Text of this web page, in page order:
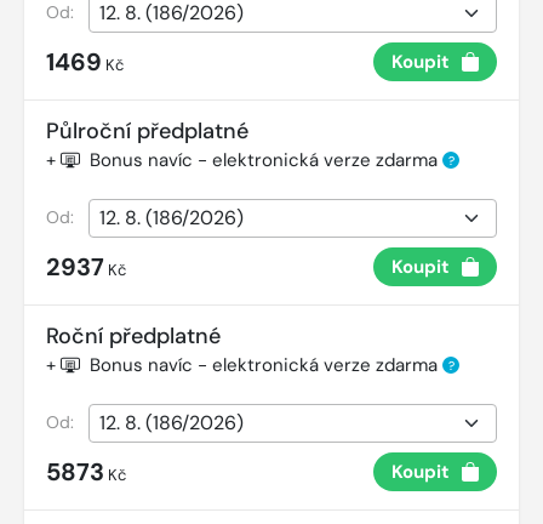
Od:
1469 Kč Koupit
Půlroční předplatné
+ Bonus navíc - elektronická verze zdarma ?
Od:
2937 Kč Koupit
Roční předplatné
+ Bonus navíc - elektronická verze zdarma ?
Od:
5873 Kč Koupit